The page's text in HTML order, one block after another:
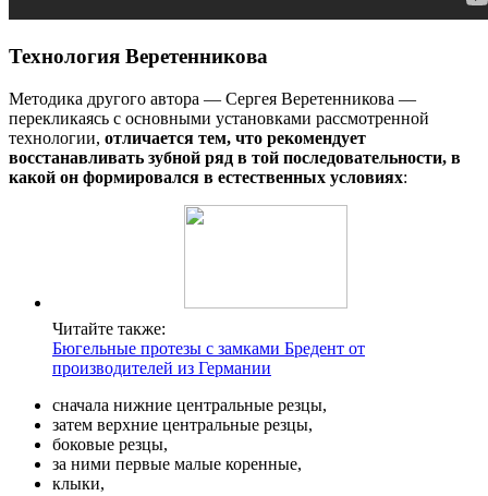
Технология Веретенникова
Методика другого автора — Сергея Веретенникова —
перекликаясь с основными установками рассмотренной
технологии, отличается тем, что рекомендует
восстанавливать зубной ряд в той последовательности, в
какой он формировался в естественных условиях:
Читайте также:
Бюгельные протезы с замками Бредент от
производителей из Германии
сначала нижние центральные резцы,
затем верхние центральные резцы,
боковые резцы,
за ними первые малые коренные,
клыки,